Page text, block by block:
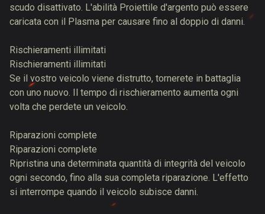
scudo disattivato. L'abilità Proiettile d'argento può essere
caricata con il Plasma per causare fino al doppio di danni.
Rischieramenti illimitati
Rischieramenti illimitati
Se il vostro veicolo viene distrutto, tornerete in battaglia
con uno nuovo. Il tempo di rischieramento aumenta ogni
volta che perdete un veicolo.
Riparazioni complete
Riparazioni complete
Ripristina una determinata quantità di integrità del veicolo
ogni secondo, fino alla sua completa riparazione. L'effetto
si interrompe quando il veicolo subisce danni.